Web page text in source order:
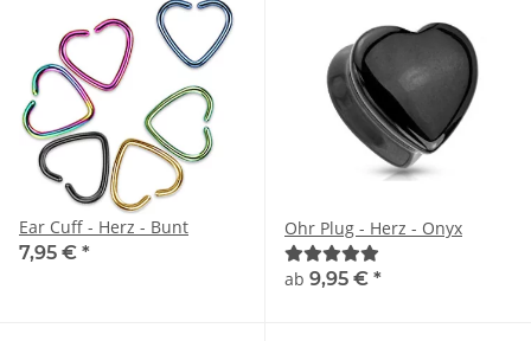
Ear Cuff - Herz - Bunt
7,95 € *
Ohr Plug - Herz - Onyx
ab 9,95 € *